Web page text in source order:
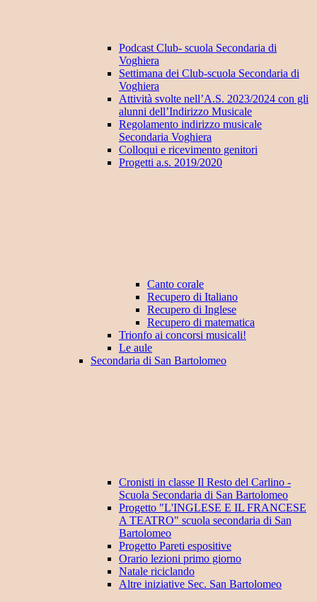
Podcast Club- scuola Secondaria di
Voghiera
Settimana dei Club-scuola Secondaria di
Voghiera
Attività svolte nell’A.S. 2023/2024 con gli
alunni dell’Indirizzo Musicale
Regolamento indirizzo musicale
Secondaria Voghiera
Colloqui e ricevimento genitori
Progetti a.s. 2019/2020
Canto corale
Recupero di Italiano
Recupero di Inglese
Recupero di matematica
Trionfo ai concorsi musicali!
Le aule
Secondaria di San Bartolomeo
Cronisti in classe Il Resto del Carlino -
Scuola Secondaria di San Bartolomeo
Progetto "L'INGLESE E IL FRANCESE
A TEATRO" scuola secondaria di San
Bartolomeo
Progetto Pareti espositive
Orario lezioni primo giorno
Natale riciclando
Altre iniziative Sec. San Bartolomeo